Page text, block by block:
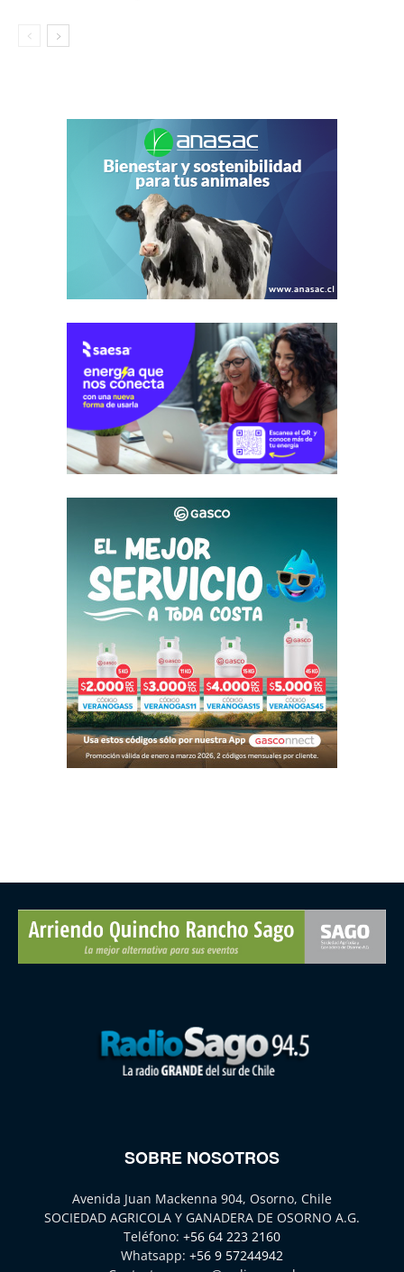
SOBRE NOSOTROS
Avenida Juan Mackenna 904, Osorno, Chile
SOCIEDAD AGRICOLA Y GANADERA DE OSORNO A.G.
Teléfono: +56 64 223 2160
Whatsapp: +56 9 57244942